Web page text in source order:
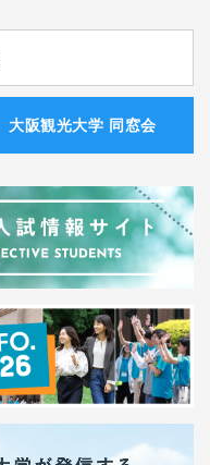
⼤阪観光⼤学 同窓会